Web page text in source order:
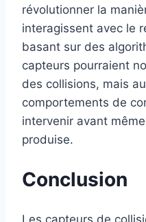
révolutionner la
interagissent avec le
basant sur des
capteurs pourraient
des collisions, mais
comportements de
intervenir avant
produise.
Conclusion
Les capteurs de